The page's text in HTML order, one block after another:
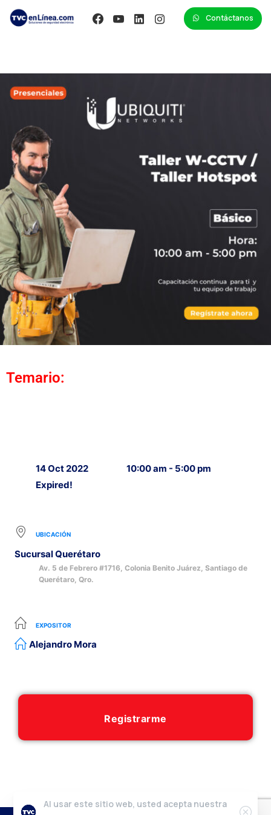
Contáctanos
Temario:
14 Oct 2022
Expired!
10:00 am - 5:00 pm
UBICACIÓN
Sucursal Querétaro
Av. 5 de Febrero #1716, Colonia Benito Juárez, Santiago de
Querétaro, Qro.
EXPOSITOR
Alejandro Mora
Registrarme
Al usar este sitio web, usted acepta nuestra